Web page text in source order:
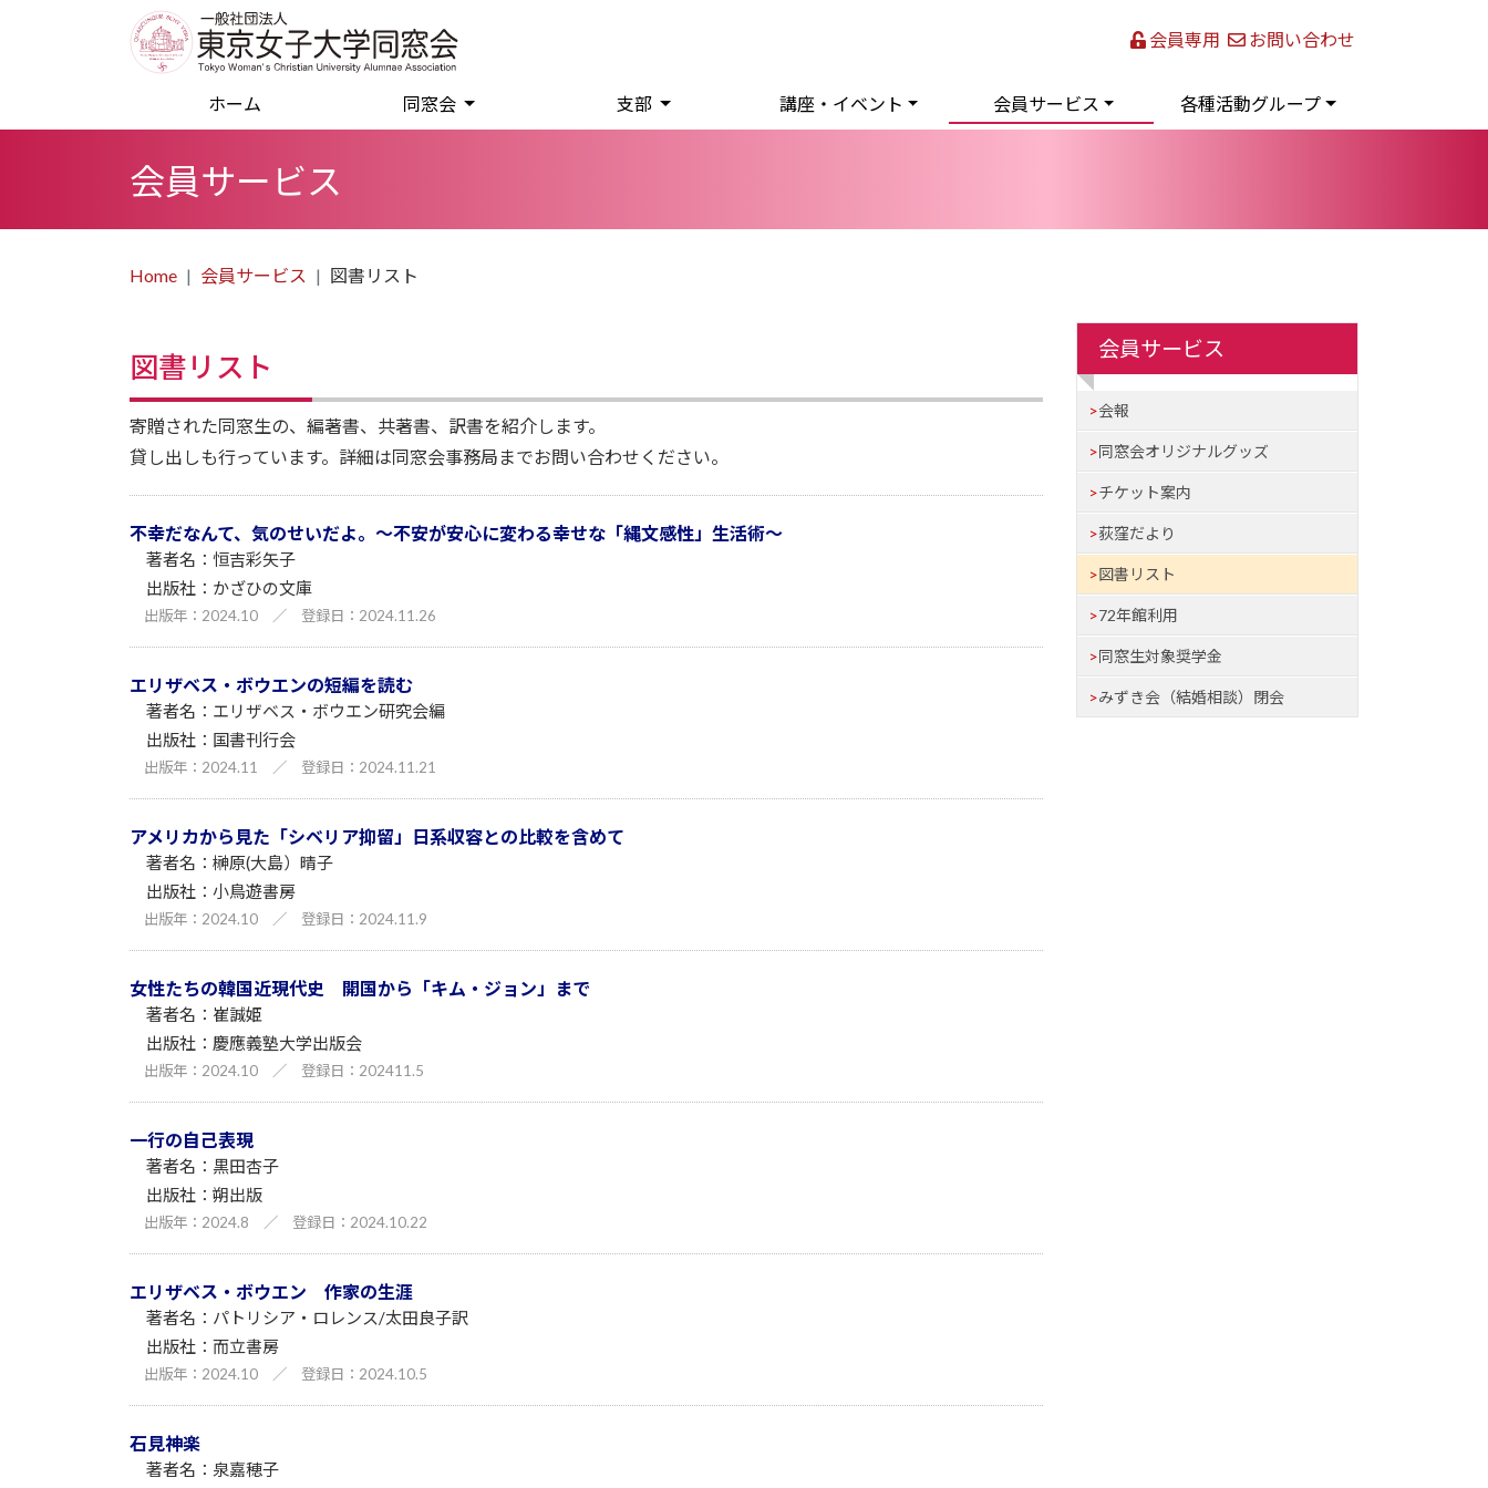
会員専用 お問い合わせ
ホーム 同窓会 支部 講座・イベント 会員サービス 各種活動グループ
会員サービス
Home 会員サービス 図書リスト
図書リスト
寄贈された同窓生の、編著書、共著書、訳書を紹介します。
貸し出しも行っています。詳細は同窓会事務局までお問い合わせください。
不幸だなんて、気のせいだよ。～不安が安心に変わる幸せな「縄文感性」生活術～
恒吉彩矢子
かざひの文庫
2024.10 ／ 2024.11.26
エリザベス・ボウエンの短編を読む
エリザベス・ボウエン研究会編
国書刊行会
2024.11 ／ 2024.11.21
アメリカから見た「シベリア抑留」日系収容との比較を含めて
榊原(大島）晴子
小鳥遊書房
2024.10 ／ 2024.11.9
女性たちの韓国近現代史 開国から「キム・ジョン」まで
崔誠姫
慶應義塾大学出版会
2024.10 ／ 202411.5
一行の自己表現
黒田杏子
朔出版
2024.8 ／ 2024.10.22
エリザベス・ボウエン 作家の生涯
パトリシア・ロレンス/太田良子訳
而立書房
2024.10 ／ 2024.10.5
石見神楽
泉嘉穂子
会員サービス
会報
同窓会オリジナルグッズ
チケット案内
荻窪だより
図書リスト
72年館利用
同窓生対象奨学金
みずき会（結婚相談）閉会